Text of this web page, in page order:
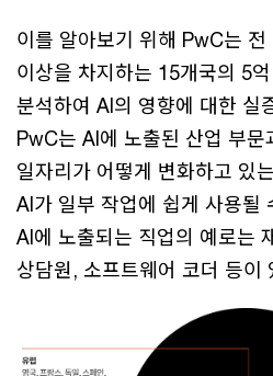
이를 알아보기 위해 PwC는
이상을 차지하는 15개국의 5
분석하여 AI의 영향에 대한 실
PwC는 AI에 노출된 산업 부문
일자리가 어떻게 변화하고 있
AI가 일부 작업에 쉽게 사용될
AI에 노출되는 직업의 예로는
상담원, 소프트웨어 코더 등이